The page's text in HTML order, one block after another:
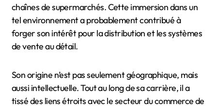
chaînes de supermarchés. Cette immersion dans un
tel environnement a probablement contribué à
forger son intérêt pour la distribution et les systèmes
de vente au détail.
Son origine n’est pas seulement géographique, mais
aussi intellectuelle. Tout au long de sa carrière, il a
tissé des liens étroits avec le secteur du commerce de